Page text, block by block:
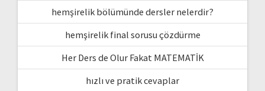
hemşirelik bölümünde dersler nelerdir?
hemşirelik final sorusu çözdürme
Her Ders de Olur Fakat MATEMATİK
hızlı ve pratik cevaplar